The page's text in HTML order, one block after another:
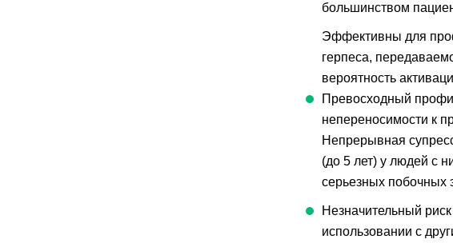
большинством
Эффективны для
герпеса,
вероятность
Превосходный
непереносимости к
Непрерывная
(до 5 лет) у людей с
серьезных побочных
Незначительный
использовании с